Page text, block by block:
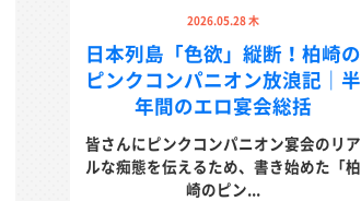
2026.05.28 木
日本列島「色欲」縦断！柏崎の
ピンクコンパニオン放浪記｜半
年間のエロ宴会総括​
皆さんにピンクコンパニオン宴会のリア
ルな痴態を伝えるため、書き始めた「柏
崎のピン...